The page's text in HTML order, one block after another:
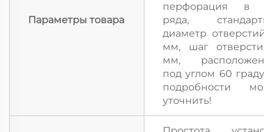
Параметры товара
перфорация в
ряда,
диаметр отверстий
мм, шаг
мм,
под углом 60
подробности
уточнить!